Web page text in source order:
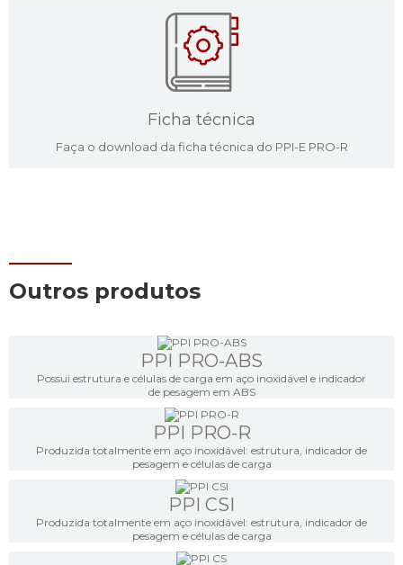
Ficha técnica
Faça o download da ficha técnica do PPI-E PRO-R
Outros produtos
PPI PRO-ABS
Possui estrutura e células de carga em aço inoxidável e indicador
de pesagem em ABS
PPI PRO-R
Produzida totalmente em aço inoxidável: estrutura, indicador de
pesagem e células de carga
PPI CSI
Produzida totalmente em aço inoxidável: estrutura, indicador de
pesagem e células de carga